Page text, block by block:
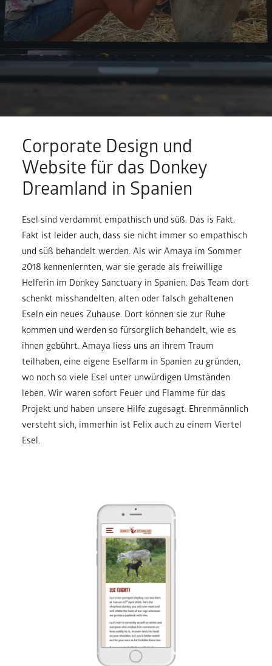
Corporate Design und
Website für das Donkey
Dreamland in Spanien
Esel sind verdammt empathisch und süß. Das is Fakt.
Fakt ist leider auch, dass sie nicht immer so empathisch
und süß behandelt werden. Als wir Amaya im Sommer
2018 kennenlernten, war sie gerade als freiwillige
Helferin im Donkey Sanctuary in Spanien. Das Team dort
schenkt misshandelten, alten oder falsch gehaltenen
Eseln ein neues Zuhause. Dort können sie zur Ruhe
kommen und werden so fürsorglich behandelt, wie es
ihnen gebührt. Amaya liess uns an ihrem Traum
teilhaben, eine eigene Eselfarm in Spanien zu gründen,
wo noch so viele Esel unter unwürdigen Umständen
leben. Wir waren sofort Feuer und Flamme für das
Projekt und haben unsere Hilfe zugesagt. Ehrenmännlich
versteht sich, immerhin ist Felix auch zu einem Viertel
Esel.